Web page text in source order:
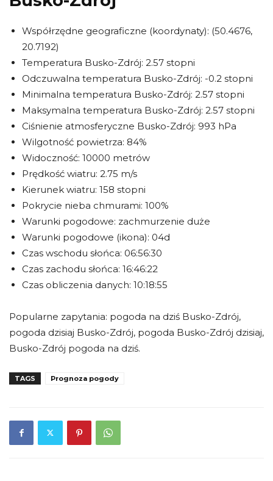
Współrzędne geograficzne (koordynaty): (50.4676,
20.7192)
Temperatura Busko-Zdrój: 2.57 stopni
Odczuwalna temperatura Busko-Zdrój: -0.2 stopni
Minimalna temperatura Busko-Zdrój: 2.57 stopni
Maksymalna temperatura Busko-Zdrój: 2.57 stopni
Ciśnienie atmosferyczne Busko-Zdrój: 993 hPa
Wilgotność powietrza: 84%
Widoczność: 10000 metrów
Prędkość wiatru: 2.75 m/s
Kierunek wiatru: 158 stopni
Pokrycie nieba chmurami: 100%
Warunki pogodowe: zachmurzenie duże
Warunki pogodowe (ikona): 04d
Czas wschodu słońca: 06:56:30
Czas zachodu słońca: 16:46:22
Czas obliczenia danych: 10:18:55
Popularne zapytania: pogoda na dziś Busko-Zdrój,
pogoda dzisiaj Busko-Zdrój, pogoda Busko-Zdrój dzisiaj,
Busko-Zdrój pogoda na dziś.
TAGS Prognoza pogody